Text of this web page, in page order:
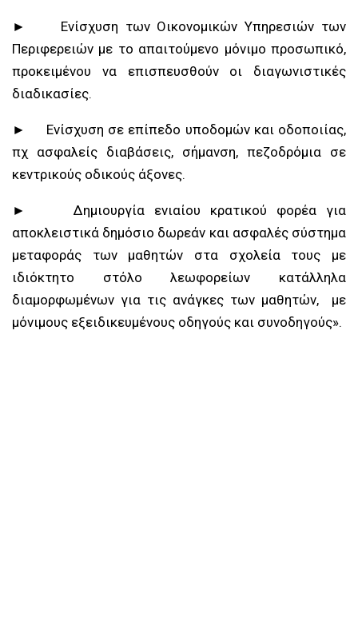
► Ενίσχυση των Οικονομικών Υπηρεσιών των
Περιφερειών με το απαιτούμενο μόνιμο προσωπικό,
προκειμένου να επισπευσθούν οι διαγωνιστικές
διαδικασίες.
► Ενίσχυση σε επίπεδο υποδομών και οδοποιίας,
πχ ασφαλείς διαβάσεις, σήμανση, πεζοδρόμια σε
κεντρικούς οδικούς άξονες.
► Δημιουργία ενιαίου κρατικού φορέα για
αποκλειστικά δημόσιο δωρεάν και ασφαλές σύστημα
μεταφοράς των μαθητών στα σχολεία τους με
ιδιόκτητο στόλο λεωφορείων κατάλληλα
διαμορφωμένων για τις ανάγκες των μαθητών, με
μόνιμους εξειδικευμένους οδηγούς και συνοδηγούς».